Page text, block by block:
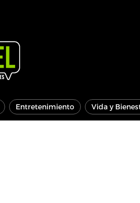
Entretenimiento Vida y